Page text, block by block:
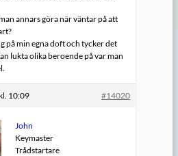
annars göra när väntar på att
på min egna doft och tycker det
lukta olika beroende på var man
10:09 #14020
John
Keymaster
Trådstartare